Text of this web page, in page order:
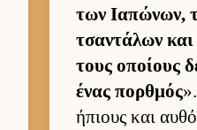
των Ια­πώνων,
τσαντάλων
τους οποί­ους
ένας πορ­θμός
ήπιους και